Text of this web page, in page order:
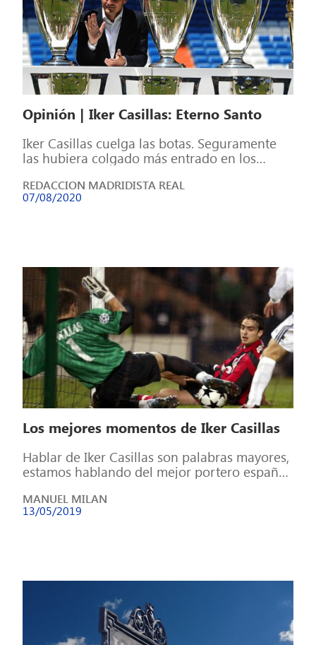
Opinión | Iker Casillas: Eterno Santo
Iker Casillas cuelga las botas. Seguramente
las hubiera colgado más entrado en los
REDACCION MADRIDISTA REAL
07/08/2020
Los mejores momentos de Iker Casillas
Hablar de Iker Casillas son palabras mayores,
estamos hablando del mejor portero español
[…]
MANUEL MILAN
13/05/2019